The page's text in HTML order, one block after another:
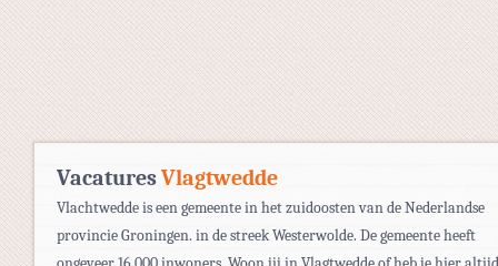
VacaturesVlagtwedde
Vlachtwedde is een gemeente in het zuidoosten van de Nederlandse
provincie Groningen. in de streek Westerwolde. De gemeente heeft